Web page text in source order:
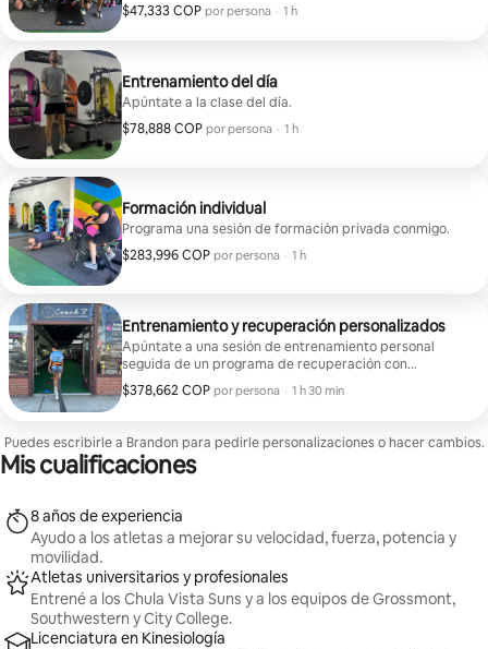
$47,333 COP por persona
$47,333 COP por huésped
, · 1 h
Entrenamiento del día
Apúntate a la clase del día.
$78,888 COP por persona
$78,888 COP por huésped
, · 1 h
Formación individual
Programa una sesión de formación privada conmigo.
$283,996 COP por persona
$283,996 COP por huésped
, · 1 h
Entrenamiento y recuperación personalizados
Apúntate a una sesión de entrenamiento personal
seguida de un programa de recuperación con
estiramientos, inmersión en agua fría, baño de vapor o
sauna.
$378,662 COP por persona
$378,662 COP por huésped
, · 1 h 30 min
Puedes escribirle a Brandon para pedirle personalizaciones o hacer cambios.
Mis cualificaciones
8 años de experiencia
Ayudo a los atletas a mejorar su velocidad, fuerza, potencia y
movilidad.
Atletas universitarios y profesionales
Entrené a los Chula Vista Suns y a los equipos de Grossmont,
Southwestern y City College.
Licenciatura en Kinesiología